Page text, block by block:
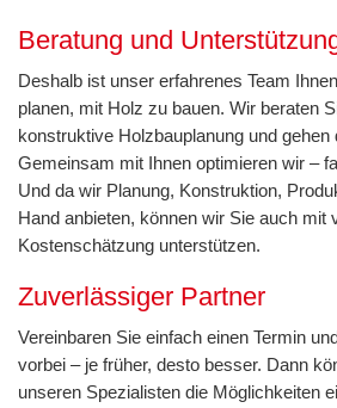
Beratung und
Deshalb ist unser erfahrenes Team
planen, mit Holz zu bauen. Wir beraten
konstruktive Holzbauplanung und
Gemeinsam mit Ihnen optimieren wir –
Und da wir Planung, Konstruktion,
Hand anbieten, können wir Sie auch mit
Kostenschätzung unterstützen.
Zuverlässiger Partner
Vereinbaren Sie einfach einen Termin
vorbei – je früher, desto besser. Dann
unseren Spezialisten die Möglichkeiten